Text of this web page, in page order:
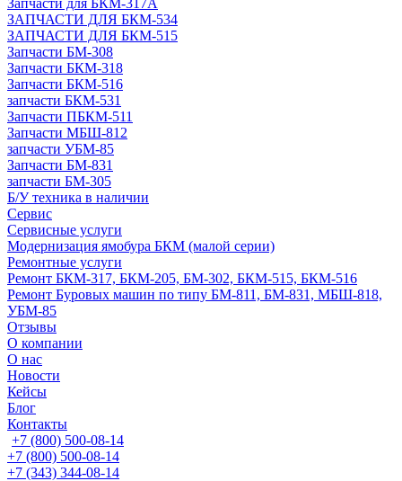
Запчасти для БКМ-317А
ЗАПЧАСТИ ДЛЯ БКМ-534
ЗАПЧАСТИ ДЛЯ БКМ-515
Запчасти БМ-308
Запчасти БКМ-318
Запчасти БКМ-516
запчасти БКМ-531
Запчасти ПБКМ-511
Запчасти МБШ-812
запчасти УБМ-85
Запчасти БМ-831
запчасти БМ-305
Б/У техника в наличии
Сервис
Сервисные услуги
Модернизация ямобура БКМ (малой серии)
Ремонтные услуги
Ремонт БКМ-317, БКМ-205, БМ-302, БКМ-515, БКМ-516
Ремонт Буровых машин по типу БМ-811, БМ-831, МБШ-818,
УБМ-85
Отзывы
О компании
О нас
Новости
Кейсы
Блог
Контакты
+7 (800) 500-08-14
+7 (800) 500-08-14
+7 (343) 344-08-14